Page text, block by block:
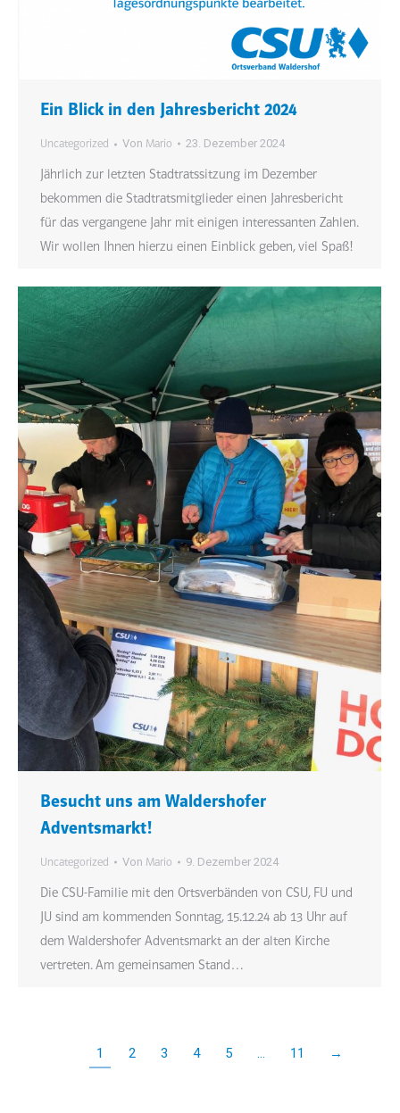
Ein Blick in den Jahresbericht 2024
Uncategorized Von Mario 23. Dezember 2024
Jährlich zur letzten Stadtratssitzung im Dezember
bekommen die Stadtratsmitglieder einen Jahresbericht
für das vergangene Jahr mit einigen interessanten Zahlen.
Wir wollen Ihnen hierzu einen Einblick geben, viel Spaß!
Besucht uns am Waldershofer
Adventsmarkt!
Uncategorized Von Mario 9. Dezember 2024
Die CSU-Familie mit den Ortsverbänden von CSU, FU und
JU sind am kommenden Sonntag, 15.12.24 ab 13 Uhr auf
dem Waldershofer Adventsmarkt an der alten Kirche
vertreten. Am gemeinsamen Stand…
1 2 3 4 5 … 11 →